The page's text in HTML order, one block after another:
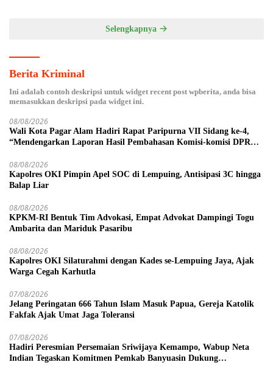
Selengkapnya
Berita Kriminal
Ini adalah contoh deskripsi untuk widget recent post wpberita, anda bisa
memasukkan deskripsi pada widget ini.
08/08/2026
Wali Kota Pagar Alam Hadiri Rapat Paripurna VII Sidang ke-4,
“Mendengarkan Laporan Hasil Pembahasan Komisi-komisi DPRD
08/08/2026
Kapolres OKI Pimpin Apel SOC di Lempuing, Antisipasi 3C hingga
Balap Liar
08/08/2026
KPKM-RI Bentuk Tim Advokasi, Empat Advokat Dampingi Togu
Ambarita dan Mariduk Pasaribu
08/08/2026
Kapolres OKI Silaturahmi dengan Kades se-Lempuing Jaya, Ajak
Warga Cegah Karhutla
07/08/2026
Jelang Peringatan 666 Tahun Islam Masuk Papua, Gereja Katolik
Fakfak Ajak Umat Jaga Toleransi
07/08/2026
Hadiri Peresmian Persemaian Sriwijaya Kemampo, Wabup Neta
Indian Tegaskan Komitmen Pemkab Banyuasin Dukung